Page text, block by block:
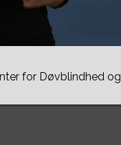
for Døvblindhed og